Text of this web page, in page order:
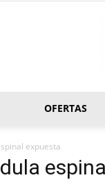
OFERTAS
expuesta